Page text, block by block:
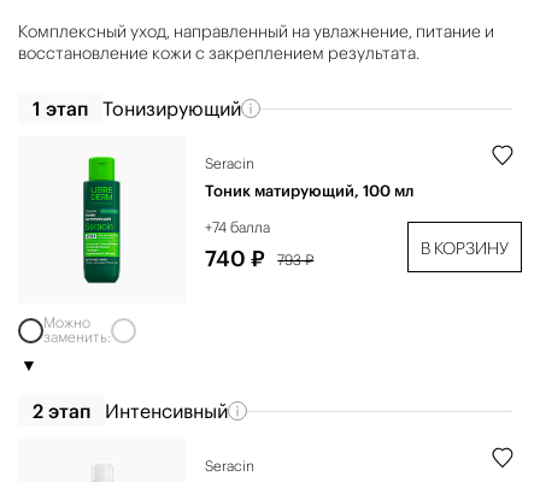
Комплексный уход, направленный на увлажнение, питание и
восстановление кожи с закреплением результата.
1 этап Тонизирующий
Seracin
Тоник матирующий, 100 мл
+74 балла
740 ₽ 793 ₽
В КОРЗИНУ
Можно
заменить:
2 этап Интенсивный
Seracin